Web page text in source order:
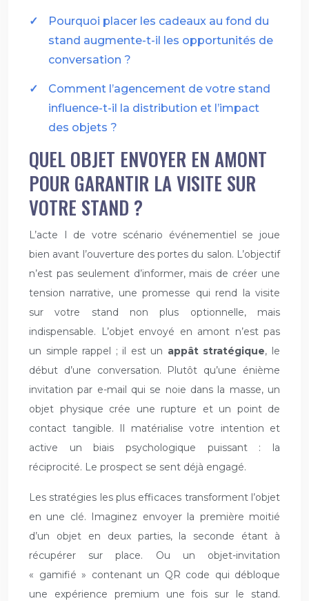
Pourquoi placer les cadeaux au fond du
stand augmente-t-il les opportunités de
conversation ?
Comment l’agencement de votre stand
influence-t-il la distribution et l’impact
des objets ?
QUEL OBJET ENVOYER EN AMONT
POUR GARANTIR LA VISITE SUR
VOTRE STAND ?
L’acte I de votre scénario événementiel se joue
bien avant l’ouverture des portes du salon. L’objectif
n’est pas seulement d’informer, mais de créer une
tension narrative, une promesse qui rend la visite
sur votre stand non plus optionnelle, mais
indispensable. L’objet envoyé en amont n’est pas
un simple rappel ; il est un appât stratégique, le
début d’une conversation. Plutôt qu’une énième
invitation par e-mail qui se noie dans la masse, un
objet physique crée une rupture et un point de
contact tangible. Il matérialise votre intention et
active un biais psychologique puissant : la
réciprocité. Le prospect se sent déjà engagé.
Les stratégies les plus efficaces transforment l’objet
en une clé. Imaginez envoyer la première moitié
d’un objet en deux parties, la seconde étant à
récupérer sur place. Ou un objet-invitation
« gamifié » contenant un QR code qui débloque
une expérience premium une fois sur le stand.